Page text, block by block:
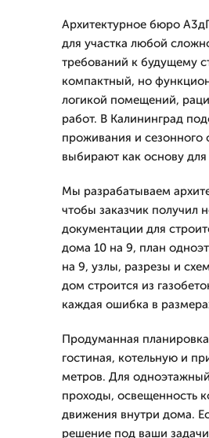
Архитектурное бюро
для участка любой
требований к будущему
компактный, но
логикой помещений,
работ. В Калининград
проживания и сезонного
выбирают как основу
Мы разрабатываем
чтобы заказчик получил
документации для
дома 10 на 9, план
на 9, узлы, разрезы и
дом строится из
каждая ошибка в
Продуманная
гостиная, котельную и
метров. Для
проходы, освещенность
движения внутри дома.
решение под ваши